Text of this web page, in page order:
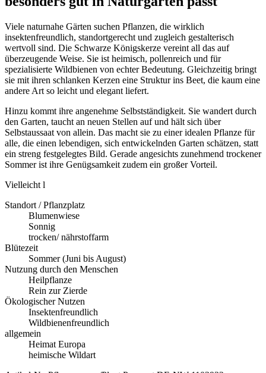
Viele naturnahe Gärten suchen Pflanzen, die wirklich
insektenfreundlich, standortgerecht und zugleich gestalterisch
wertvoll sind. Die Schwarze Königskerze vereint all das auf
überzeugende Weise. Sie ist heimisch, pollenreich und für
spezialisierte Wildbienen von echter Bedeutung. Gleichzeitig bringt
sie mit ihren schlanken Kerzen eine Struktur ins Beet, die kaum eine
andere Art so leicht und elegant liefert.
Hinzu kommt ihre angenehme Selbstständigkeit. Sie wandert durch
den Garten, taucht an neuen Stellen auf und hält sich über
Selbstaussaat von allein. Das macht sie zu einer idealen Pflanze für
alle, die einen lebendigen, sich entwickelnden Garten schätzen, statt
ein streng festgelegtes Bild. Gerade angesichts zunehmend trockener
Sommer ist ihre Genügsamkeit zudem ein großer Vorteil.
Vielleicht l
Standort / Pflanzplatz
Blumenwiese
Sonnig
trocken/ nährstoffarm
Blütezeit
Sommer (Juni bis August)
Nutzung durch den Menschen
Heilpflanze
Rein zur Zierde
Ökologischer Nutzen
Insektenfreundlich
Wildbienenfreundlich
allgemein
Heimat Europa
heimische Wildart